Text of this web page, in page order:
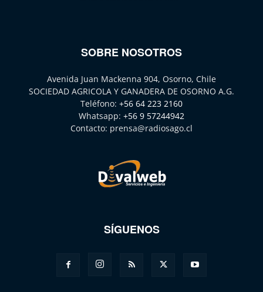
SOBRE NOSOTROS
Avenida Juan Mackenna 904, Osorno, Chile
SOCIEDAD AGRICOLA Y GANADERA DE OSORNO A.G.
Teléfono: +56 64 223 2160
Whatsapp: +56 9 57244942
Contacto: prensa@radiosago.cl
SÍGUENOS